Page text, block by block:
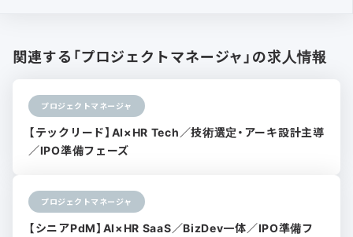
関連する「プロジェクトマネージャ」の求人情報
プロジェクトマネージャ
【テックリード】AI×HR Tech／技術選定・アーキ設計主導
／IPO準備フェーズ
プロジェクトマネージャ
【シニアPdM】AI×HR SaaS／BizDev一体／IPO準備フ